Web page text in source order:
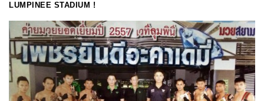
LUMPINEE STADIUM !